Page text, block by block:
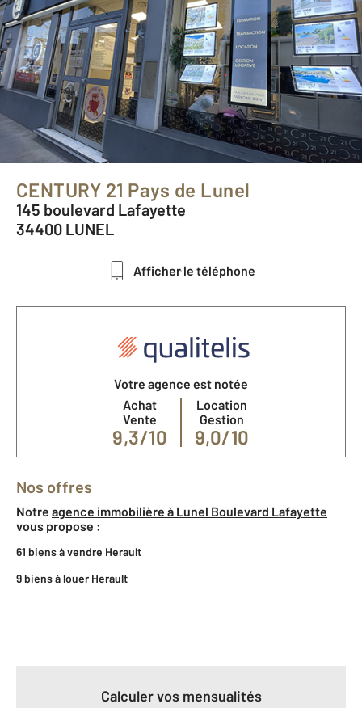
CENTURY 21 Pays de Lunel
145 boulevard Lafayette
34400 LUNEL
Afficher le téléphone
Votre agence est notée
Achat
Vente
9,3/10
Location
Gestion
9,0/10
Nos offres
Notre agence immobilière à Lunel Boulevard Lafayette
vous propose :
61 biens à vendre Herault
9 biens à louer Herault
Calculer vos mensualités